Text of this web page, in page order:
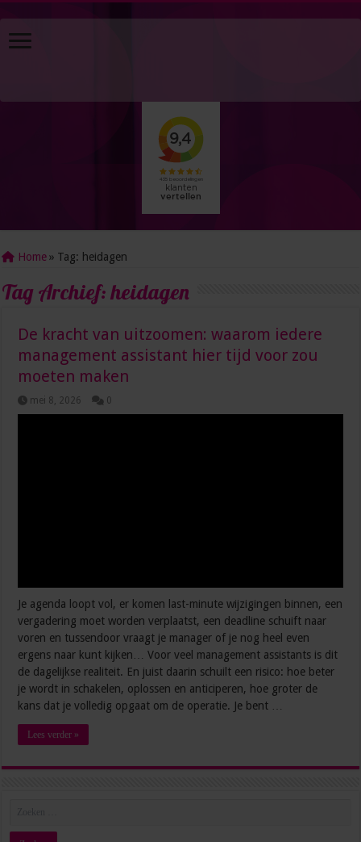
Home » Tag: heidagen
Tag Archief:heidagen
De kracht van uitzoomen: waarom iedere
management assistant hier tijd voor zou
moeten maken
mei 8, 2026 0
Je agenda loopt vol, er komen last-minute wijzigingen binnen, een
vergadering moet worden verplaatst, een deadline schuift naar
voren en tussendoor vraagt je manager of je nog heel even
ergens naar kunt kijken… Voor veel management assistants is dit
de dagelijkse realiteit. En juist daarin schuilt een risico: hoe beter
je wordt in schakelen, oplossen en anticiperen, hoe groter de
kans dat je volledig opgaat om de operatie. Je bent …
Lees verder »